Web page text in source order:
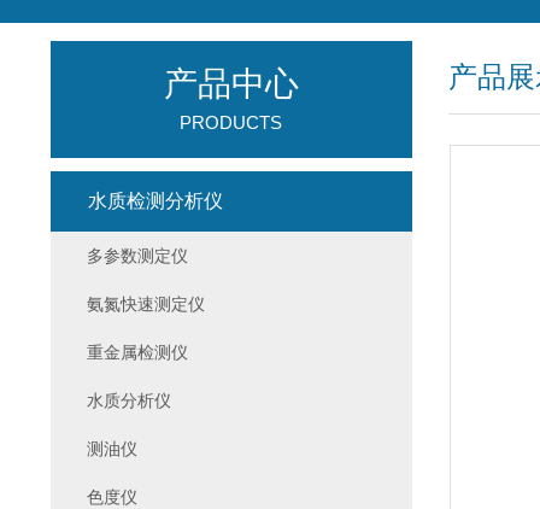
产品
产品中心
PRODUCTS
水质检测分析仪
多参数测定仪
氨氮快速测定仪
重金属检测仪
水质分析仪
测油仪
色度仪